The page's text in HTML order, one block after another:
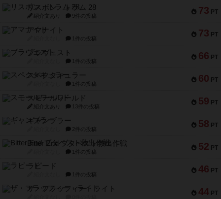
73 PT
リスボン・トラム 28
紹介文あり 9件の投稿
73 PT
アマナイト
1件の投稿
66 PT
ブラヴェスト
1件の投稿
60 PT
スペクタキュラー
1件の投稿
59 PT
スモールワールド
紹介文あり 13件の投稿
58 PT
ギャンブラー
2件の投稿
52 PT
Bitter End ブタペスト救出作戦
1件の投稿
46 PT
ラピード
1件の投稿
44 PT
ザ・フラッフィー・ライト